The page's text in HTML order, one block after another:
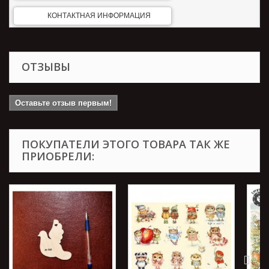
КОНТАКТНАЯ ИНФОРМАЦИЯ
ОТЗЫВЫ
Оставьте отзыв первым!
ПОКУПАТЕЛИ ЭТОГО ТОВАРА ТАК ЖЕ
ПРИОБРЕЛИ: